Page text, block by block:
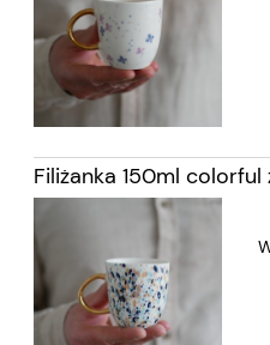
Filiżanka 150ml colorful